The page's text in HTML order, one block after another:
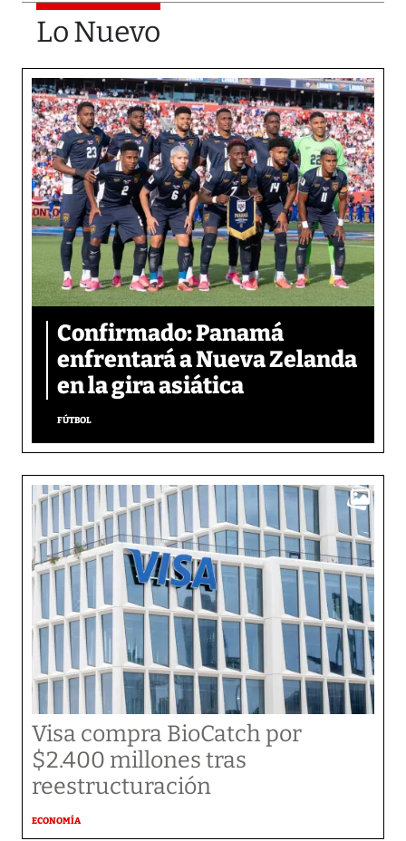
Lo Nuevo
Confirmado: Panamá
enfrentará a Nueva Zelanda
en la gira asiática
FÚTBOL
Visa compra BioCatch por
$2.400 millones tras
reestructuración
ECONOMÍA